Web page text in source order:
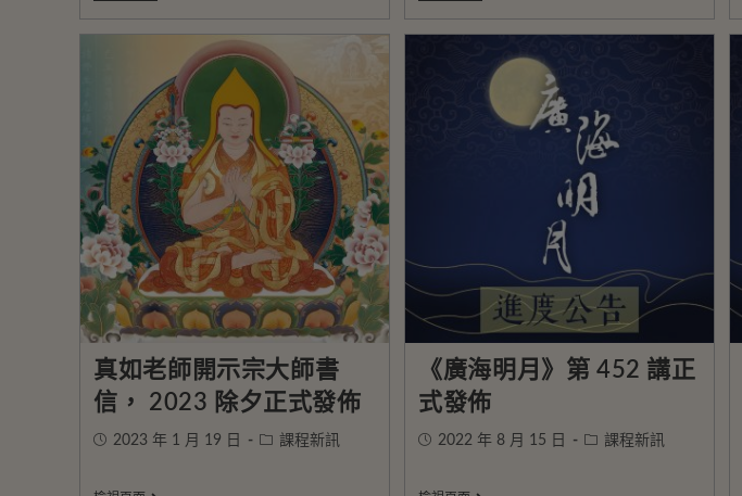
真如老師開示宗大師書
信， 2023 除夕正式發佈
2023 年 1 月 19 日 課程新訊
《廣海明月》第 452 講正
式發佈
2022 年 8 月 15 日 課程新訊